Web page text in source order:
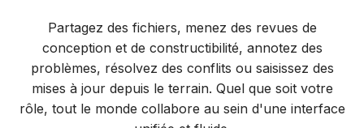
Partagez des fichiers, menez des revues de
conception et de constructibilité, annotez des
problèmes, résolvez des conflits ou saisissez des
mises à jour depuis le terrain. Quel que soit votre
rôle, tout le monde collabore au sein d'une interface